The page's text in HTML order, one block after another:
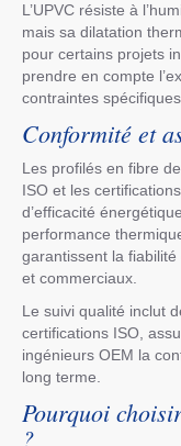
L’UPVC résiste à
mais sa dilatation
pour certains projets
prendre en compte
contraintes
Conformité et
Les profilés en fibre
ISO et les
d’efficacité
performance
garantissent la
et commerciaux.
Le suivi qualité inclut
certifications ISO,
ingénieurs OEM la
long terme.
Pourquoi
?